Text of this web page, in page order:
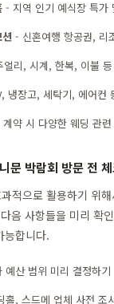
- 지역 인기 예식장 특가
- 신혼여행 항공권, 리
얼리, 시계, 한복, 이불
냉장고, 세탁기, 에어컨
약 시 다양한 웨딩 관
문 박람회 방문 전
적으로 활용하기 위
음 사항들을 미리 확
능합니다.
예산 범위 미리 결정하기
홀, 스드메 업체 사전 조